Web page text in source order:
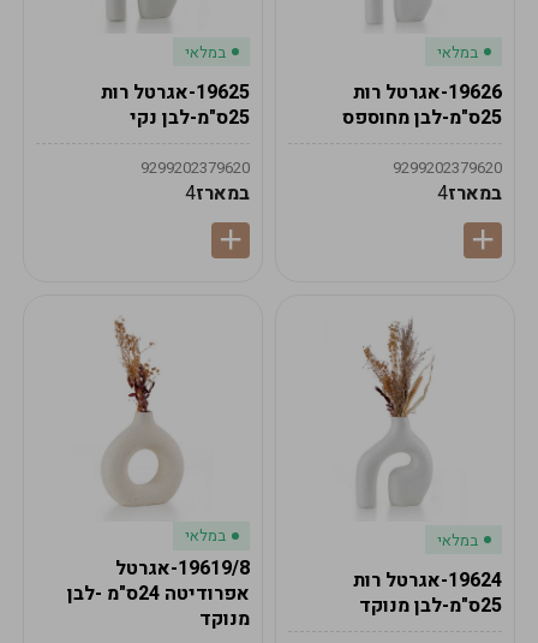
במלאי
19626-אגרטל רות
25ס"מ-לבן מחוספס
9299202379620
במארז4
במלאי
19625-אגרטל רות
25ס"מ-לבן נקי
9299202379620
במארז4
במלאי
19624-אגרטל רות
25ס"מ-לבן מנוקד
במלאי
19619/8-אגרטל
אפרודיטה 24ס"מ -לבן
מנוקד